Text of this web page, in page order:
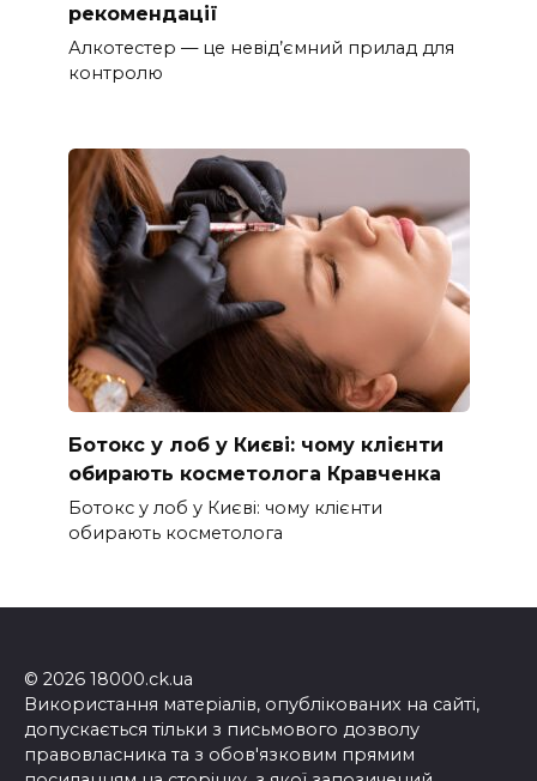
рекомендації
Алкотестер — це невід’ємний прилад для
контролю
Ботокс у лоб у Києві: чому клієнти
обирають косметолога Кравченка
Ботокс у лоб у Києві: чому клієнти
обирають косметолога
© 2026 18000.ck.ua
Використання матеріалів, опублікованих на сайті,
допускається тільки з письмового дозволу
правовласника та з обов'язковим прямим